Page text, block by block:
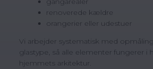
renoverede kældre
orangerier eller udestuer
Vi arbejder systematisk med
glastype, så alle elementer fungerer i
hjemmets arkitektur.